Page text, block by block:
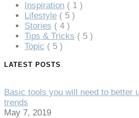
Inspiration ( 1 )
Lifestyle ( 5 )
Stories ( 4 )
Tips & Tricks ( 5 )
Topic ( 5 )
LATEST POSTS
Basic tools you will need to better
trends
May 7, 2019